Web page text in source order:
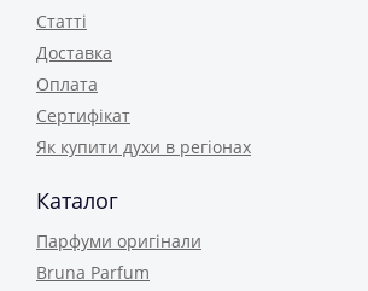
Статті
Доставка
Оплата
Сертифікат
Як купити духи в регіонах
Каталог
Парфуми оригінали
Bruna Parfum